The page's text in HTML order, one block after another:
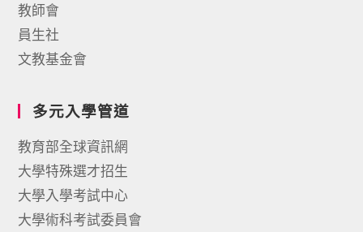
教師會
員生社
文教基金會
多元入學管道
教育部全球資訊網
大學特殊選才招生
大學入學考試中心
大學術科考試委員會